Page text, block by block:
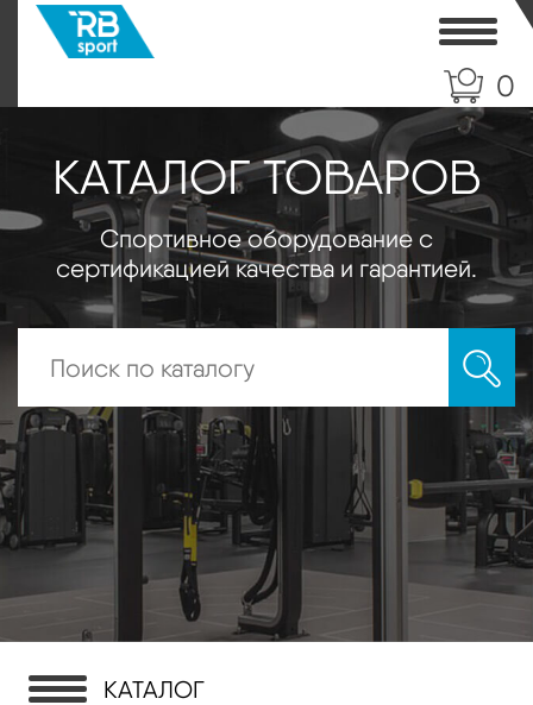
0
КАТАЛОГ ТОВАРОВ
Спортивное оборудование с
сертификацией качества и гарантией.
КАТАЛОГ